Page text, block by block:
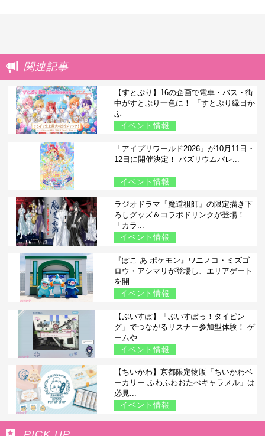
関連記事
【すとぷり】16の企画で電車・バス・街
中がすとぷり一色に！ 「すとぷり縁日か
ふ...
イベント情報
「アイプリワールド2026」が10月11日・
12日に開催決定！ バズリウムパレ...
イベント情報
ラジオドラマ『魔道祖師』の限定描き下
ろしグッズ＆コラボドリンクが登場！
「カラ...
イベント情報
『ぽこ あ ポケモン』ワニノコ・ミズゴ
ロウ・アシマリが登場し、エリアゲート
を開...
イベント情報
【ぶいすぽ】「ぶいすぽっ！タイピン
グ」でつながるリスナー参加型体験！ ゲ
ームや...
イベント情報
【ちいかわ】京都限定物販「ちいかわベ
ーカリー ふわふわおたべキャラメル」は
必見...
イベント情報